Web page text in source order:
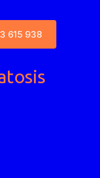
615 938